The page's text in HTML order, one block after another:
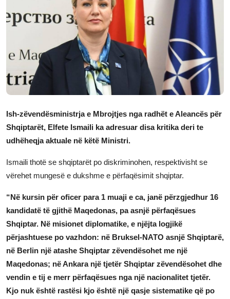
JETA
Gallery
Ish-zëvendësministrja e Mbrojtjes nga radhët e Aleancës për
Shqiptarët, Elfete Ismaili ka adresuar disa kritika deri te
udhëheqja aktuale në këtë Ministri.
Ismaili thotë se shqiptarët po diskriminohen, respektivisht se
vërehet mungesë e dukshme e përfaqësimit shqiptar.
“Në kursin për oficer para 1 muaji e ca, janë përzgjedhur 16
kandidatë të gjithë Maqedonas, pa asnjë përfaqësues
Shqiptar. Në misionet diplomatike, e njëjta logjikë
përjashtuese po vazhdon: në Bruksel-NATO asnjë Shqiptarë,
në Berlin një atashe Shqiptar zëvendësohet me një
Maqedonas; në Ankara një tjetër Shqiptar zëvendësohet dhe
vendin e tij e merr përfaqësues nga një nacionalitet tjetër.
Kjo nuk është rastësi kjo është një qasje sistematike që po